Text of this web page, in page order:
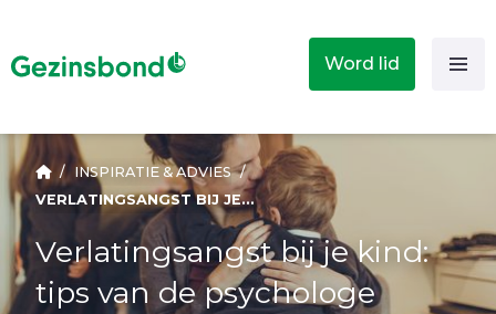
Word lid
/ INSPIRATIE & ADVIES /
VERLATINGSANGST BIJ JE KIND: TIPS VAN DE PSYCHOLOGE
Verlatingsangst bij je kind:
tips van de psychologe